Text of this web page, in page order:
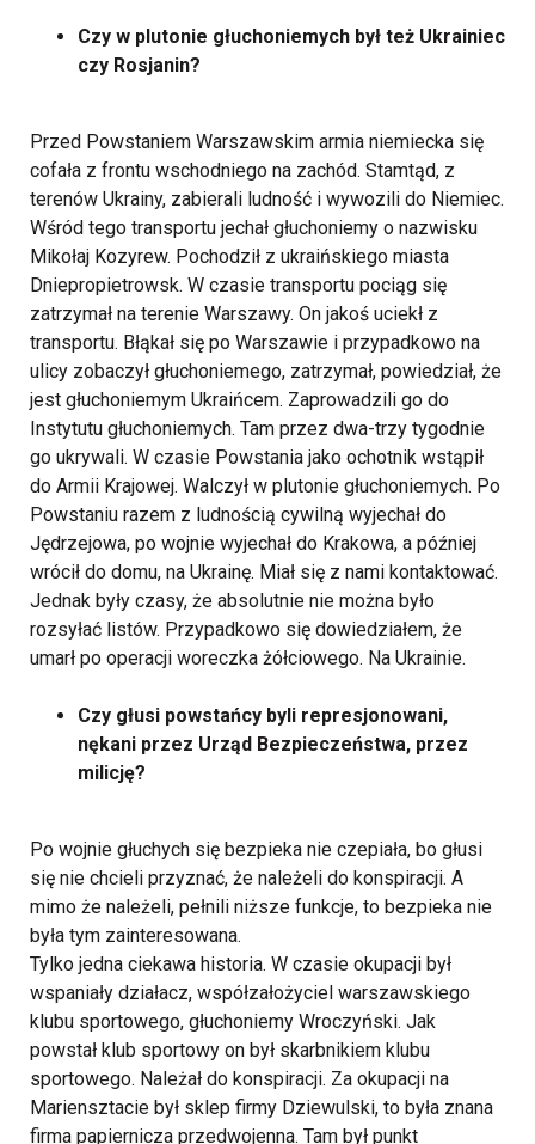
Czy w plutonie głuchoniemych był też Ukrainiec
czy Rosjanin?
Przed Powstaniem Warszawskim armia niemiecka się
cofała z frontu wschodniego na zachód. Stamtąd, z
terenów Ukrainy, zabierali ludność i wywozili do Niemiec.
Wśród tego transportu jechał głuchoniemy o nazwisku
Mikołaj Kozyrew. Pochodził z ukraińskiego miasta
Dniepropietrowsk. W czasie transportu pociąg się
zatrzymał na terenie Warszawy. On jakoś uciekł z
transportu. Błąkał się po Warszawie i przypadkowo na
ulicy zobaczył głuchoniemego, zatrzymał, powiedział, że
jest głuchoniemym Ukraińcem. Zaprowadzili go do
Instytutu głuchoniemych. Tam przez dwa-trzy tygodnie
go ukrywali. W czasie Powstania jako ochotnik wstąpił
do Armii Krajowej. Walczył w plutonie głuchoniemych. Po
Powstaniu razem z ludnością cywilną wyjechał do
Jędrzejowa, po wojnie wyjechał do Krakowa, a później
wrócił do domu, na Ukrainę. Miał się z nami kontaktować.
Jednak były czasy, że absolutnie nie można było
rozsyłać listów. Przypadkowo się dowiedziałem, że
umarł po operacji woreczka żółciowego. Na Ukrainie.
Czy głusi powstańcy byli represjonowani,
nękani przez Urząd Bezpieczeństwa, przez
milicję?
Po wojnie głuchych się bezpieka nie czepiała, bo głusi
się nie chcieli przyznać, że należeli do konspiracji. A
mimo że należeli, pełnili niższe funkcje, to bezpieka nie
była tym zainteresowana.
Tylko jedna ciekawa historia. W czasie okupacji był
wspaniały działacz, współzałożyciel warszawskiego
klubu sportowego, głuchoniemy Wroczyński. Jak
powstał klub sportowy on był skarbnikiem klubu
sportowego. Należał do konspiracji. Za okupacji na
Mariensztacie był sklep firmy Dziewulski, to była znana
firma papiernicza przedwojenna. Tam był punkt